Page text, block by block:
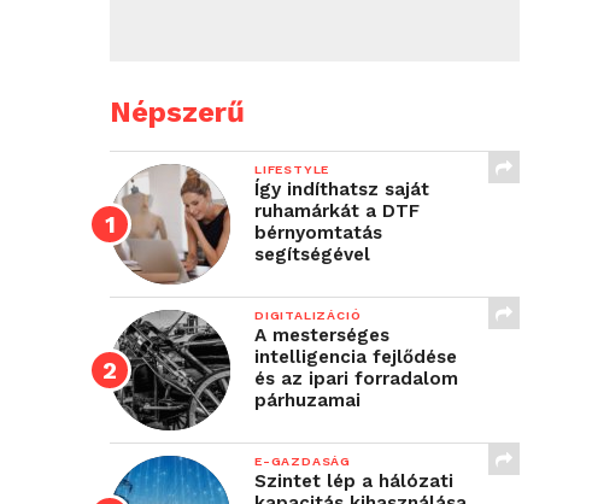
Népszerű
LIFESTYLE
Így indíthatsz saját
ruhamárkát a DTF
bérnyomtatás
segítségével
DIGITALIZÁCIÓ
A mesterséges
intelligencia fejlődése
és az ipari forradalom
párhuzamai
E-GAZDASÁG
Szintet lép a hálózati